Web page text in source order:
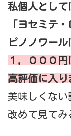
私個人として
「ヨセミテ
ピノノワール
１，０００
高評価に入り
美味しくない
改めて見てみ